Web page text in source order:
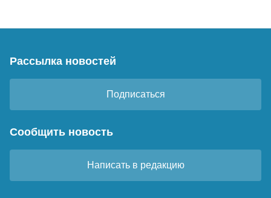
Рассылка новостей
Подписаться
Сообщить новость
Написать в редакцию